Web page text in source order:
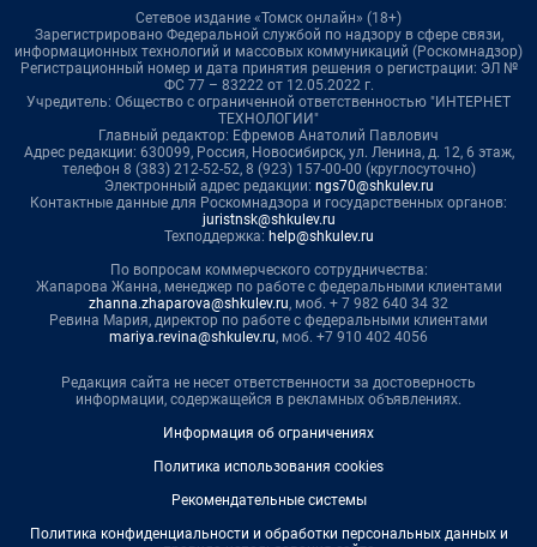
Сетевое издание «Томск онлайн» (18+)
Зарегистрировано Федеральной службой по надзору в сфере связи,
информационных технологий и массовых коммуникаций (Роскомнадзор)
Регистрационный номер и дата принятия решения о регистрации: ЭЛ №
ФС 77 – 83222 от 12.05.2022 г.
Учредитель: Общество с ограниченной ответственностью "ИНТЕРНЕТ
ТЕХНОЛОГИИ"
Главный редактор: Ефремов Анатолий Павлович
Адрес редакции: 630099, Россия, Новосибирск, ул. Ленина, д. 12, 6 этаж,
телефон 8 (383) 212-52-52, 8 (923) 157-00-00 (круглосуточно)
Электронный адрес редакции: ngs70@shkulev.ru
Контактные данные для Роскомнадзора и государственных органов:
juristnsk@shkulev.ru
Техподдержка: help@shkulev.ru
По вопросам коммерческого сотрудничества:
Жапарова Жанна, менеджер по работе с федеральными клиентами
zhanna.zhaparova@shkulev.ru, моб. + 7 982 640 34 32
Ревина Мария, директор по работе с федеральными клиентами
mariya.revina@shkulev.ru, моб. +7 910 402 4056
Редакция сайта не несет ответственности за достоверность
информации, содержащейся в рекламных объявлениях.
Информация об ограничениях
Политика использования cookies
Рекомендательные системы
Политика конфиденциальности и обработки персональных данных и